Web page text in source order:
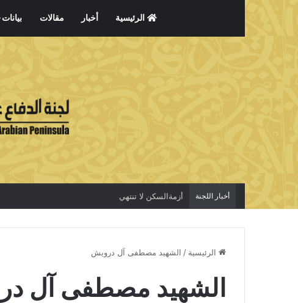
الرئيسية أخبار مقالات بيانات
أخبار اللجنة أزمةالسكن لا تنتهي
الرئيسية / الشهيد مصطفى آل درويش
الشهيد مصطفى آل